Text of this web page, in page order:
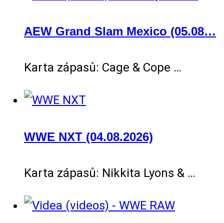
AEW Grand Slam Mexico (05.08…
Karta zápasů: Cage & Cope …
WWE NXT (04.08.2026)
Karta zápasů: Nikkita Lyons & …